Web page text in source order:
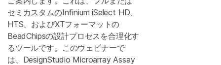
セミカスタムのInfinium iSelect HD、
HTS、およびXTフォーマットの
BeadChipsの設計プロセスを合理化す
るツールです。このウェビナーで
は、DesignStudio Microarray Assay